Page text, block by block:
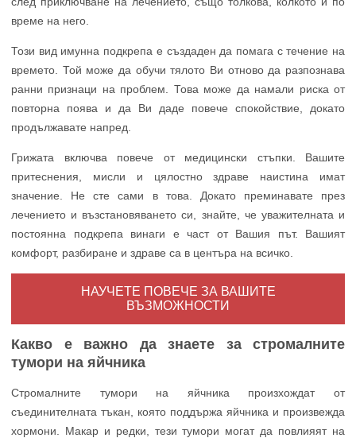
време на него.
Този вид имунна подкрепа е създаден да помага с течение на
времето. Той може да обучи тялото Ви отново да разпознава
ранни признаци на проблем. Това може да намали риска от
повторна поява и да Ви даде повече спокойствие, докато
продължавате напред.
Грижата включва повече от медицински стъпки. Вашите
притеснения, мисли и цялостно здраве наистина имат
значение. Не сте сами в това. Докато преминавате през
лечението и възстановяването си, знайте, че уважителната и
постоянна подкрепа винаги е част от Вашия път. Вашият
комфорт, разбиране и здраве са в центъра на всичко.
НАУЧЕТЕ ПОВЕЧЕ ЗА ВАШИТЕ
ВЪЗМОЖНОСТИ
Какво е важно да знаете за стромалните
тумори на яйчника
Стромалните тумори на яйчника произхождат от
съединителната тъкан, която поддържа яйчника и произвежда
хормони. Макар и редки, тези тумори могат да повлияят на